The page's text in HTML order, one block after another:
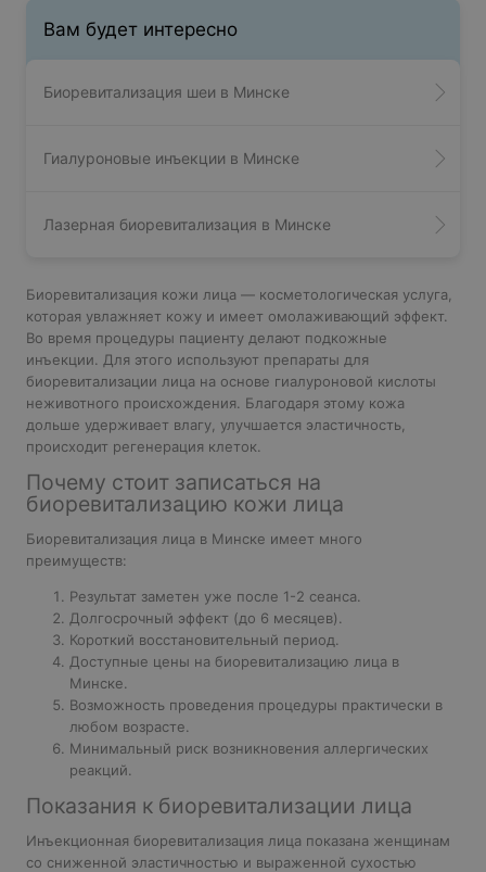
Вам будет интересно
Биоревитализация шеи в Минске
Гиалуроновые инъекции в Минске
Лазерная биоревитализация в Минске
Биоревитализация кожи лица — косметологическая услуга,
которая увлажняет кожу и имеет омолаживающий эффект.
Во время процедуры пациенту делают подкожные
инъекции. Для этого используют препараты для
биоревитализации лица на основе гиалуроновой кислоты
неживотного происхождения. Благодаря этому кожа
дольше удерживает влагу, улучшается эластичность,
происходит регенерация клеток.
Почему стоит записаться на
биоревитализацию кожи лица
Биоревитализация лица в Минске имеет много
преимуществ:
Результат заметен уже после 1-2 сеанса.
Долгосрочный эффект (до 6 месяцев).
Короткий восстановительный период.
Доступные цены на биоревитализацию лица в
Минске.
Возможность проведения процедуры практически в
любом возрасте.
Минимальный риск возникновения аллергических
реакций.
Показания к биоревитализации лица
Инъекционная биоревитализация лица показана женщинам
со сниженной эластичностью и выраженной сухостью